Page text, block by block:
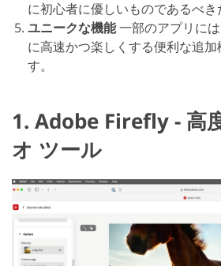
に初心者に優しいものであるべき
ユニークな機能一部のアプリに
に高速かつ楽しくする便利な追加
す。
1. Adobe Firefly - 高
オ ツール